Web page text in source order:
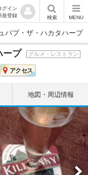
グイン
規登録
検索 MENU
パブ・ザ・ハカタハープ
ープ グルメ・レストラン
アクセス
地図・周辺情報